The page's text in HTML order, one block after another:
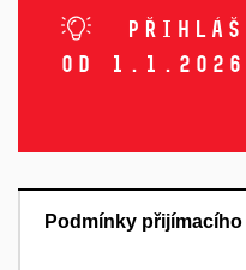
od
Podmínky přijímacího